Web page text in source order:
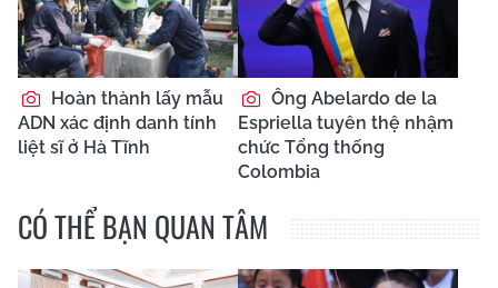
Hoàn thành lấy mẫu
ADN xác định danh tính
liệt sĩ ở Hà Tĩnh
Ông Abelardo de la
Espriella tuyên thệ nhậm
chức Tổng thống
Colombia
CÓ THỂ BẠN QUAN TÂM